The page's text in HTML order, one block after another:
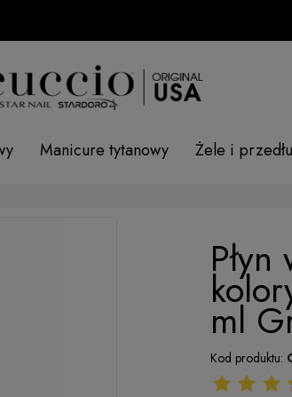
Manicure tytanowy
Żele i
ml
Kod produktu: